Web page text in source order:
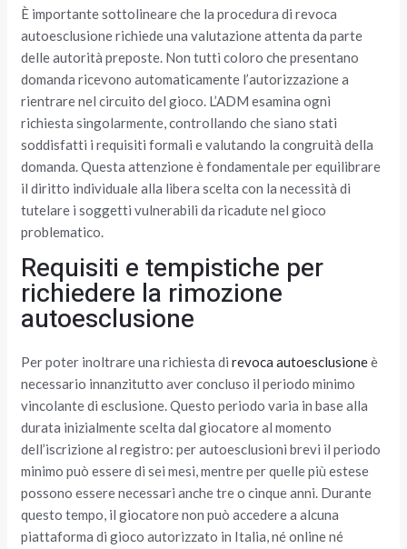
È importante sottolineare che la procedura di revoca
autoesclusione richiede una valutazione attenta da parte
delle autorità preposte. Non tutti coloro che presentano
domanda ricevono automaticamente l’autorizzazione a
rientrare nel circuito del gioco. L’ADM esamina ogni
richiesta singolarmente, controllando che siano stati
soddisfatti i requisiti formali e valutando la congruità della
domanda. Questa attenzione è fondamentale per equilibrare
il diritto individuale alla libera scelta con la necessità di
tutelare i soggetti vulnerabili da ricadute nel gioco
problematico.
Requisiti e tempistiche per
richiedere la rimozione
autoesclusione
Per poter inoltrare una richiesta direvoca autoesclusioneè
necessario innanzitutto aver concluso il periodo minimo
vincolante di esclusione. Questo periodo varia in base alla
durata inizialmente scelta dal giocatore al momento
dell’iscrizione al registro: per autoesclusioni brevi il periodo
minimo può essere di sei mesi, mentre per quelle più estese
possono essere necessari anche tre o cinque anni. Durante
questo tempo, il giocatore non può accedere a alcuna
piattaforma di gioco autorizzato in Italia, né online né